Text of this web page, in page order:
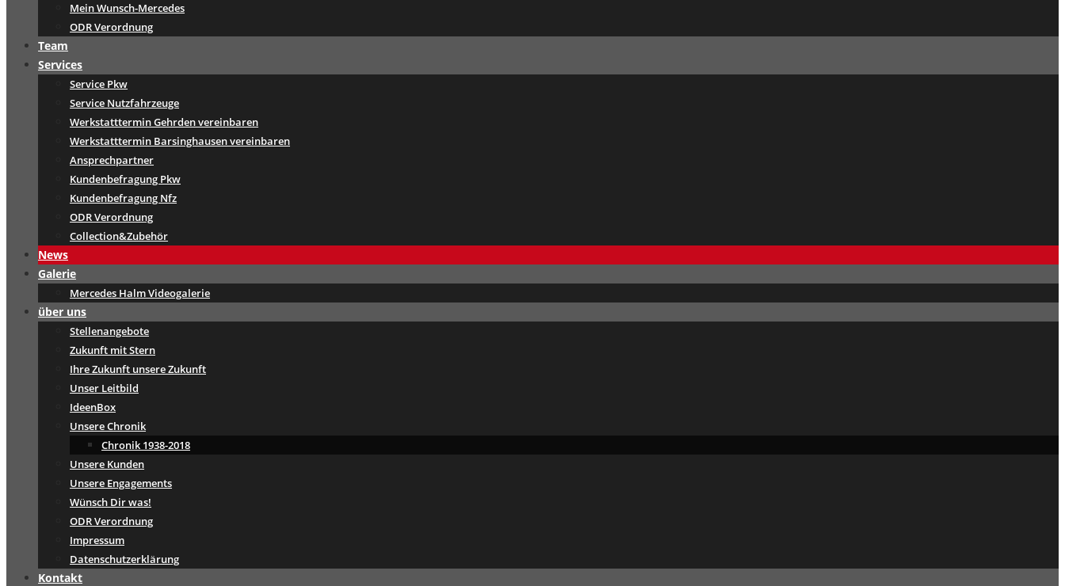
Mein Wunsch-Mercedes
ODR Verordnung
Team
Services
Service Pkw
Service Nutzfahrzeuge
Werkstatttermin Gehrden vereinbaren
Werkstatttermin Barsinghausen vereinbaren
Ansprechpartner
Kundenbefragung Pkw
Kundenbefragung Nfz
ODR Verordnung
Collection&Zubehör
News
Galerie
Mercedes Halm Videogalerie
über uns
Stellenangebote
Zukunft mit Stern
Ihre Zukunft unsere Zukunft
Unser Leitbild
IdeenBox
Unsere Chronik
Chronik 1938-2018
Unsere Kunden
Unsere Engagements
Wünsch Dir was!
ODR Verordnung
Impressum
Datenschutzerklärung
Kontakt